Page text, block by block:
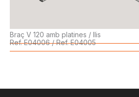
Braç V 120 amb platines / llis
Ref. E04006 / Ref. E04005